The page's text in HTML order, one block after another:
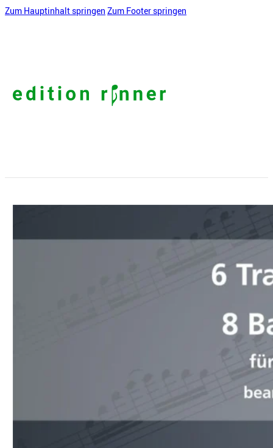
Zum Hauptinhalt springen Zum Footer springen